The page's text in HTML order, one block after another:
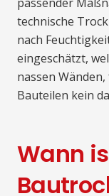
technische
nach
eingeschätzt,
nassen
Bauteilen kein
Wann